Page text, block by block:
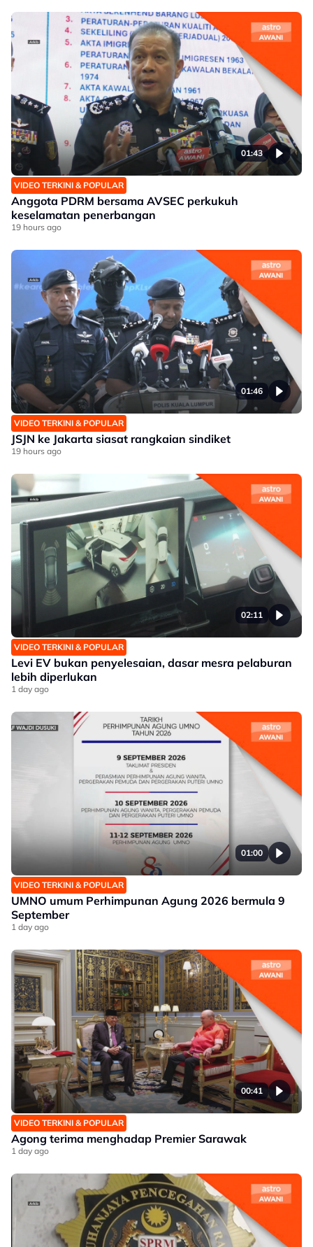
01:43
VIDEO TERKINI & POPULAR
Anggota PDRM bersama AVSEC perkukuh
keselamatan penerbangan
19 hours ago
01:46
VIDEO TERKINI & POPULAR
JSJN ke Jakarta siasat rangkaian sindiket
19 hours ago
02:11
VIDEO TERKINI & POPULAR
Levi EV bukan penyelesaian, dasar mesra pelaburan
lebih diperlukan
1 day ago
01:00
VIDEO TERKINI & POPULAR
UMNO umum Perhimpunan Agung 2026 bermula 9
September
1 day ago
00:41
VIDEO TERKINI & POPULAR
Agong terima menghadap Premier Sarawak
1 day ago